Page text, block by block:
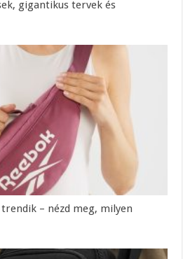
gigantikus tervek és
– nézd meg, milyen